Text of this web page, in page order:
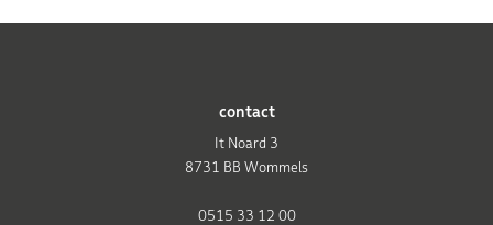
contact
It Noard 3
8731 BB Wommels
0515 33 12 00